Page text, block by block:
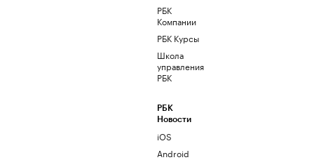
РБК
Компании
РБК Курсы
Школа
управления
РБК
РБК
Новости
iOS
Android